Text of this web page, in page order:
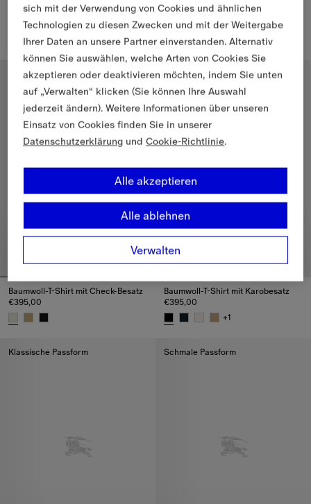
Baumwoll-T-Shirt mit Check-Besatz
€425,00
Baumwoll-T-Shirt mit Check-Besatz, €425,00
Baumwoll-T-Shirt mit Knight
€395,00
Baumwoll-T-Shirt mit Knight,
Schmale Passform
Baumwoll-T-Shirt mit Check-Besatz
€395,00
Legere Passform
Baumwoll-T-Shirt mit Karobesatz
€395,00
+1
Klassische Passform Schmale Passform
sich mit der Verwendung von Cookies und ähnlichen
Technologien zu diesen Zwecken und mit der Weitergabe
Ihrer Daten an unsere Partner einverstanden. Alternativ
können Sie auswählen, welche Arten von Cookies Sie
akzeptieren oder deaktivieren möchten, indem Sie unten
auf „Verwalten“ klicken (Sie können Ihre Auswahl
jederzeit ändern). Weitere Informationen über unseren
Einsatz von Cookies finden Sie in unserer
Datenschutzerklärung undCookie-Richtlinie.
Verwalten
Alle ablehnen
Alle akzeptieren